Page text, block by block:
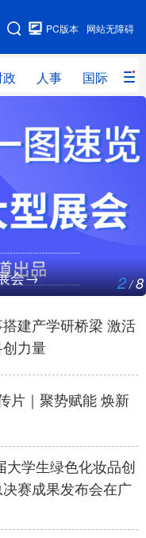
网站无障碍
PC版本
政 人事 国际 财
网评 港澳
球连线
量子 体育
健康
图片 政务
金融 汽车
息化
太网 上市公司
会→ 2/8
建产学研桥梁 激活
力量
片｜聚势赋能 焕新
大学生绿色化妆品创
赛成果发布会在广